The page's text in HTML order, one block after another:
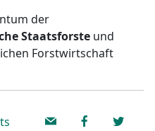
der
Staatsforste und
Forstwirtschaft